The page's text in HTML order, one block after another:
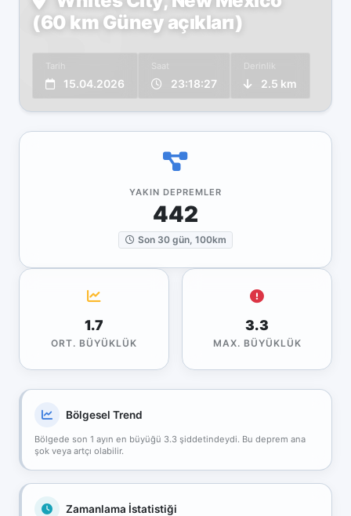
(60 km Güney açıkları)
Tarih
15.04.2026
Saat
23:18:27
Derinlik
2.5 km
YAKIN DEPREMLER
442
Son 30 gün, 100km
1.7
ORT. BÜYÜKLÜK
3.3
MAX. BÜYÜKLÜK
Bölgesel Trend
Bölgede son 1 ayın en büyüğü 3.3 şiddetindeydi. Bu deprem ana
şok veya artçı olabilir.
Zamanlama İstatistiği